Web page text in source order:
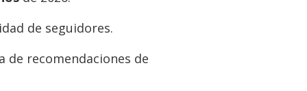
de seguidores.
recomendaciones de